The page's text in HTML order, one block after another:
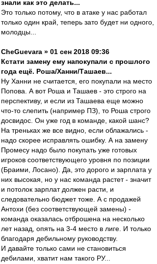
знали как это делать...
Это только потому, что в атаке у нас работал
только один край, теперь зато будет ни одного,
молодцы...
CheGuevara » 01 сен 2018 09:36
Кстати замену ему напокупали с прошлого
года ещё. Роша/Ханни/Ташаев...
Ну Ханни не считается, его покупали на место
Попова. А вот Роша и Ташаев - это строго на
перспективу, и если из Ташаева еще можно
что-то слепить (например ПЗ), то Роша строго
досвидос. Он уже год в команде, какой шанс?
На треньках же все видно, если облажались -
надо скорее исправлять ошибку. А на замену
Промесу надо было покупать уже готовых
игроков соответствующего уровня по позиции
(Браими, Лосано). Да, это дорого и зарплата у
них высокая, но у нас команда растет - значит
и потолок зарплат должен расти, и
следовательно бюджет тоже. А с продажей
Антохи (без соответствующей замены) -
команда оказалась отброшена на несколько
лет назад, опять на 3-4 место в лиге. И только
благодаря дебильному руководству.
И давайте только сами не становиться
дебилами, хватит нам такого РУ...